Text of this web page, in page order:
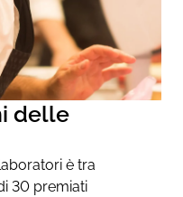
delle
è tra
30 premiati